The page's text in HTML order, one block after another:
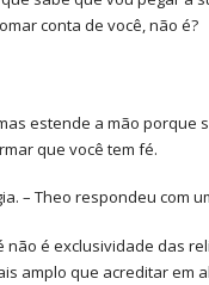
conta de você, não é?
estende a mão porque
que você tem fé.
– Theo respondeu com
não é exclusividade das
amplo que acreditar em